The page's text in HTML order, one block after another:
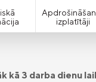
izplatītāji
kā 3 darba dienu